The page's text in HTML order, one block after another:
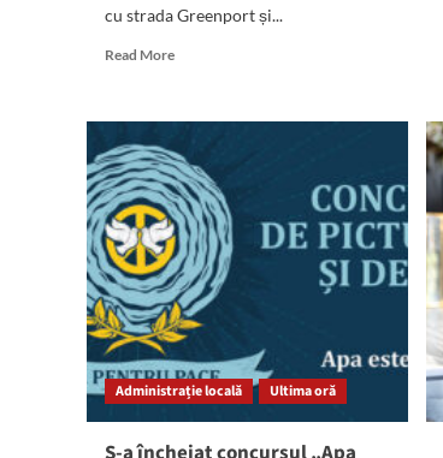
cu strada Greenport și...
Read MoreRead
ATENȚIE!
luni
se
închide
strada
Rozelor,
în
zona
dintre
strada
Greenport
și
Constanței
Administrație locală Ultima oră